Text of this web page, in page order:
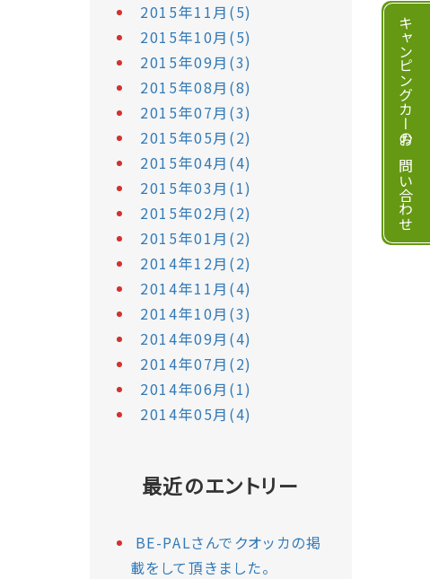
2015年11月(5)
2015年10月(5)
2015年09月(3)
2015年08月(8)
2015年07月(3)
2015年05月(2)
2015年04月(4)
2015年03月(1)
2015年02月(2)
2015年01月(2)
2014年12月(2)
2014年11月(4)
2014年10月(3)
2014年09月(4)
2014年07月(2)
2014年06月(1)
2014年05月(4)
最近のエントリー
BE-PALさんでクオッカの掲
載をして頂きました。
キャンピングカーのお問い合わせ